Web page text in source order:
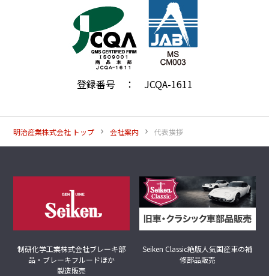
登録番号 ： JCQA-1611
明治産業株式会社 トップ 会社案内 代表挨拶
制研化学工業株式会社ブレーキ部
品・ブレーキフルードほか
製造販売
Seiken Classic絶版人気国産車の補
修部品販売